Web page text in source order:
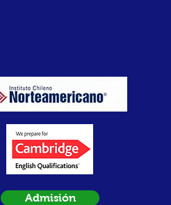
Admisión